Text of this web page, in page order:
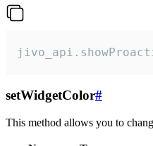
setWidgetColor#
This method allows you to